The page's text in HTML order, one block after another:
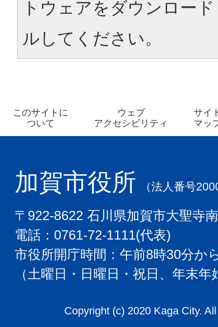
トウェアをダウンロー
ルしてください。
このサイトに
ついて
ウェブ
アクセシビリティ
サイ
マッ
加賀市役所 （法人番号
〒922-8622 石川県加賀市大聖寺
電話：0761-72-1111(代表)
市役所開庁時間：午前8時30分か
（土曜日・日曜日・祝日、年末
Copyright (c) 2020 Kaga City.